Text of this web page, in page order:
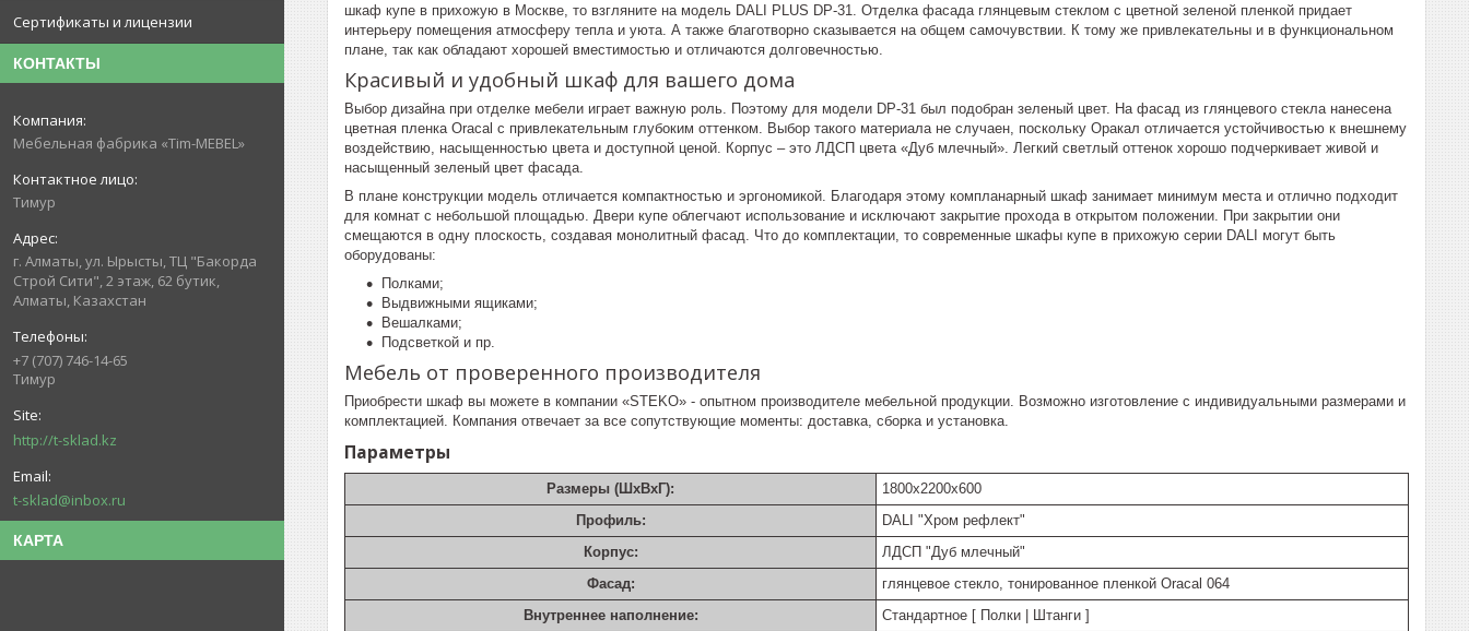
Сертификаты и лицензии
КОНТАКТЫ
Мебельная фабрика «Tim-MEBEL»
Тимур
г. Алматы, ул. Ырысты, ТЦ "Бакорда
Строй Сити", 2 этаж, 62 бутик,
Алматы, Казахстан
+7 (707) 746-14-65
Тимур
http://t-sklad.kz
t-sklad@inbox.ru
КАРТА
шкаф купе в прихожую в Москве, то взгляните на модель DALI PLUS DP-31. Отделка фасада глянцевым стеклом с цветной зеленой пленкой придает
интерьеру помещения атмосферу тепла и уюта. А также благотворно сказывается на общем самочувствии. К тому же привлекательны и в функциональном
плане, так как обладают хорошей вместимостью и отличаются долговечностью.
Красивый и удобный шкаф для вашего дома
Выбор дизайна при отделке мебели играет важную роль. Поэтому для модели DP-31 был подобран зеленый цвет. На фасад из глянцевого стекла нанесена
цветная пленка Oracal с привлекательным глубоким оттенком. Выбор такого материала не случаен, поскольку Оракал отличается устойчивостью к внешнему
воздействию, насыщенностью цвета и доступной ценой. Корпус – это ЛДСП цвета «Дуб млечный». Легкий светлый оттенок хорошо подчеркивает живой и
насыщенный зеленый цвет фасада.
В плане конструкции модель отличается компактностью и эргономикой. Благодаря этому компланарный шкаф занимает минимум места и отлично подходит
для комнат с небольшой площадью. Двери купе облегчают использование и исключают закрытие прохода в открытом положении. При закрытии они
смещаются в одну плоскость, создавая монолитный фасад. Что до комплектации, то современные шкафы купе в прихожую серии DALI могут быть
оборудованы:
Полками;
Выдвижными ящиками;
Вешалками;
Подсветкой и пр.
Мебель от проверенного производителя
Приобрести шкаф вы можете в компании «STEKO» - опытном производителе мебельной продукции. Возможно изготовление с индивидуальными размерами и
комплектацией. Компания отвечает за все сопутствующие моменты: доставка, сборка и установка.
Параметры
Размеры (ШхВхГ):
1800х2200х600
Профиль:
DALI "Хром рефлект"
Корпус:
ЛДСП "Дуб млечный"
Фасад:
глянцевое стекло, тонированное пленкой Oracal 064
Внутреннее наполнение:
Стандартное [ Полки | Штанги ]